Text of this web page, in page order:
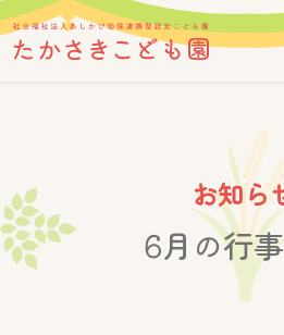
メインナビゲーション
お知ら
6月の行